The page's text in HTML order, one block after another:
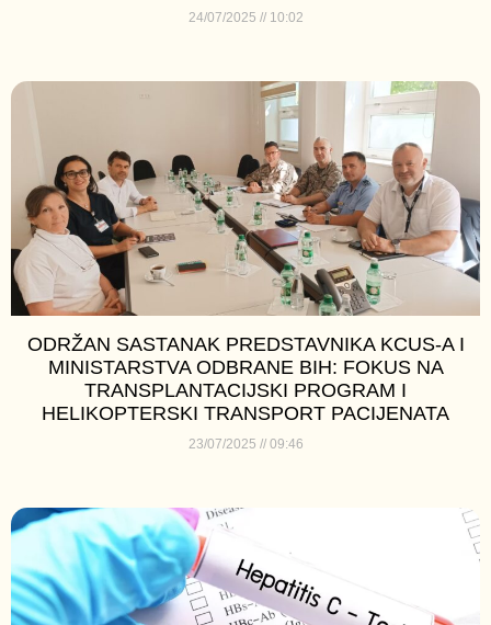
24/07/2025 10:02
ODRŽAN SASTANAK PREDSTAVNIKA KCUS-A I
MINISTARSTVA ODBRANE BIH: FOKUS NA
TRANSPLANTACIJSKI PROGRAM I
HELIKOPTERSKI TRANSPORT PACIJENATA
23/07/2025 09:46